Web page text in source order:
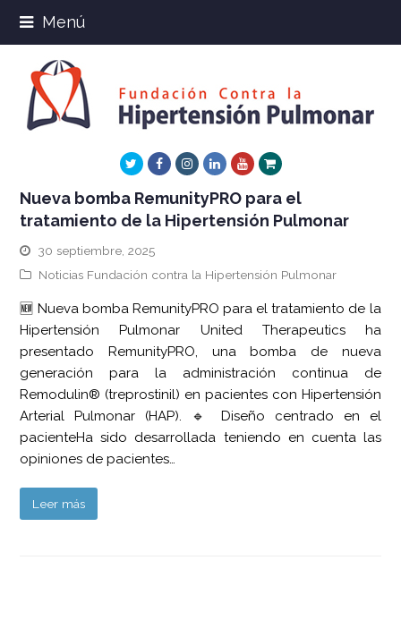
Menú
TwitterFacebookInstagram
LinkedInYoutube
Xing
Nueva bomba RemunityPRO para el
tratamiento de la Hipertensión Pulmonar
30 septiembre, 2025
Noticias Fundación contra la Hipertensión Pulmonar
🆕 Nueva bomba RemunityPRO para el tratamiento de la
Hipertensión Pulmonar United Therapeutics ha
presentado RemunityPRO, una bomba de nueva
generación para la administración continua de
Remodulin® (treprostinil) en pacientes con Hipertensión
Arterial Pulmonar (HAP). 🔹 Diseño centrado en el
pacienteHa sido desarrollada teniendo en cuenta las
opiniones de pacientes…
Leer más